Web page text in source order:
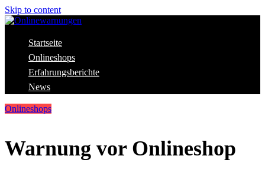
Skip to content
Onlinewarnungen
Aktuelle Warnungen vor Gefahren im Internet
Startseite
Onlineshops
Erfahrungsberichte
News
Onlineshops
Warnung vor Onlineshop